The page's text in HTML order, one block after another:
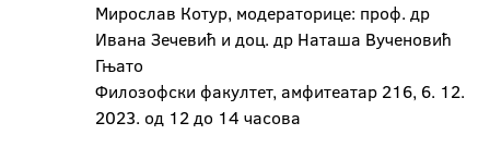
Мирослав Котур, модераторице: проф. др
Ивана Зечевић и доц. др Наташа Вученовић
Гњато
Филозофски факултет, амфитеатар 216, 6. 12.
2023. од 12 до 14 часова